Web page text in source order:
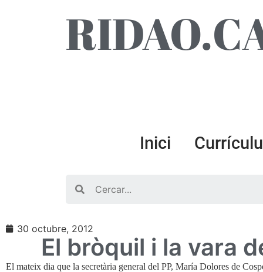
Inici
30 octubre, 2012
El bròquil i la vara
El mateix dia que la secretària general del PP, María Dolores de